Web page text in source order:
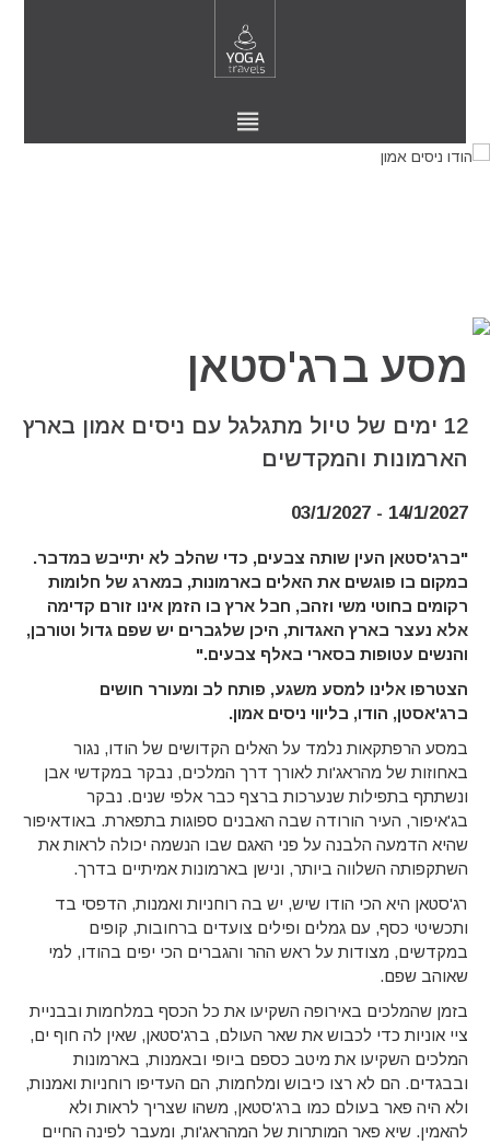
מסע ברג'סטאן
12 ימים של טיול מתגלגל עם ניסים אמון בארץ
הארמונות והמקדשים
14/1/2027 - 03/1/2027
"ברג'סטאן העין שותה צבעים, כדי שהלב לא יתייבש במדבר.
במקום בו פוגשים את האלים בארמונות, במארג של חלומות
רקומים בחוטי משי וזהב, חבל ארץ בו הזמן אינו זורם קדימה
אלא נעצר בארץ האגדות, היכן שלגברים יש שפם גדול וטורבן,
והנשים עטופות בסארי באלף צבעים."
הצטרפו אלינו למסע משגע, פותח לב ומעורר חושים
ברג'אסטן, הודו, בליווי ניסים אמון.
במסע הרפתקאות נלמד על האלים הקדושים של הודו, נגור
באחוזות של מהראג'ות לאורך דרך המלכים, נבקר במקדשי אבן
ונשתתף בתפילות שנערכות ברצף כבר אלפי שנים. נבקר
בג'איפור, העיר הורודה שבה האבנים ספוגות בתפארת. באודאיפור
שהיא הדמעה הלבנה על פני האגם שבו הנשמה יכולה לראות את
השתקפותה השלווה ביותר, ונישן בארמונות אמיתיים בדרך.
רג'סטאן היא הכי הודו שיש, יש בה רוחניות ואמנות, הדפסי בד
ותכשיטי כסף, עם גמלים ופילים צועדים ברחובות, קופים
במקדשים, מצודות על ראש ההר והגברים הכי יפים בהודו, למי
שאוהב שפם.
בזמן שהמלכים באירופה השקיעו את כל הכסף במלחמות ובבניית
ציי אוניות כדי לכבוש את שאר העולם, ברג'סטאן, שאין לה חוף ים,
המלכים השקיעו את מיטב כספם ביופי ובאמנות, בארמונות
ובבגדים. הם לא רצו כיבוש ומלחמות, הם העדיפו רוחניות ואמנות,
ולא היה פאר בעולם כמו ברג'סטאן, משהו שצריך לראות ולא
להאמין. שיא פאר המותרות של המהראג'ות, ומעבר לפינה החיים